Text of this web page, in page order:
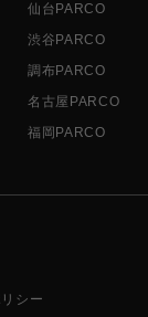
仙台PARCO
渋谷PARCO
調布PARCO
名古屋PARCO
福岡PARCO
シー